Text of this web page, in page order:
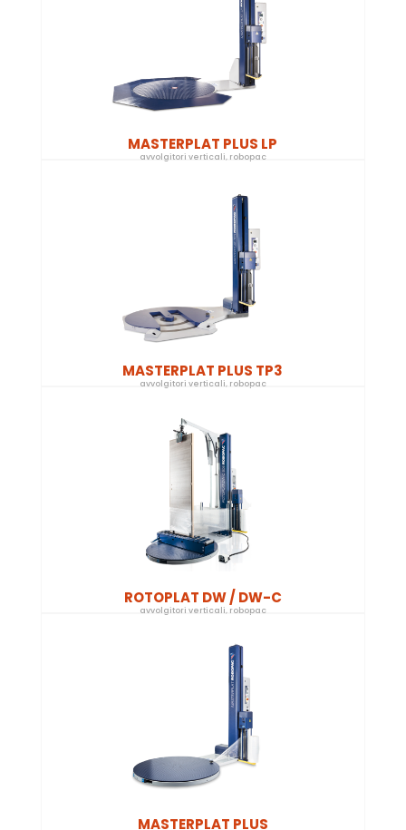
MASTERPLAT PLUS LP
avvolgitori verticali, robopac
MASTERPLAT PLUS TP3
avvolgitori verticali, robopac
ROTOPLAT DW / DW-C
avvolgitori verticali, robopac
MASTERPLAT PLUS